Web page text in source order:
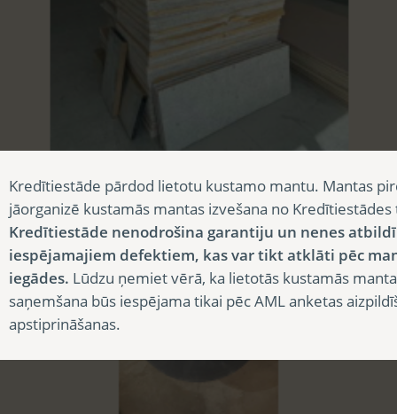
3,90€
Kredītiestāde pārdod lietotu kustamo mantu. Mantas
jāorganizē kustamās mantas izvešana no
Kredītiestāde nenodrošina garantiju un nenes
iespējamajiem defektiem, kas var tikt atklāti pēc
iegādes. Lūdzu ņemiet vērā, ka lietotās kustamās
saņemšana būs iespējama tikai pēc AML anketas
apstiprināšanas.